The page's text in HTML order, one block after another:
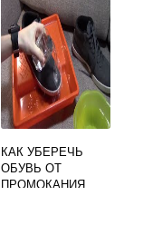
КАК УБЕРЕЧЬ
ОБУВЬ ОТ
ПРОМОКАНИЯ